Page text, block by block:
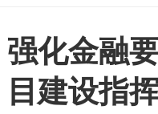
强化金融
目建设指